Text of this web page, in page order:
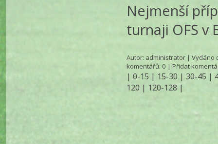
Nejmenší
turnaji OFS v
Autor: administrator| Vydáno
komentářů: 0 | Přidat
| 0-15 | 15-30 | 30-45 |
120 | 120-128 |